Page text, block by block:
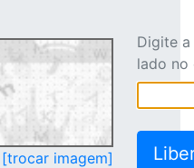
[trocar imagem]
Digite
lado no